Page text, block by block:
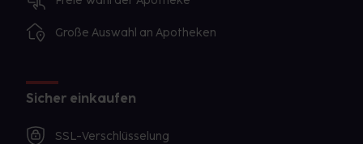
Große Auswahl an Apotheken
Sicher einkaufen
SSL-Verschlüsselung